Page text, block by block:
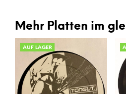
Mehr Platten im
AUF LAGER